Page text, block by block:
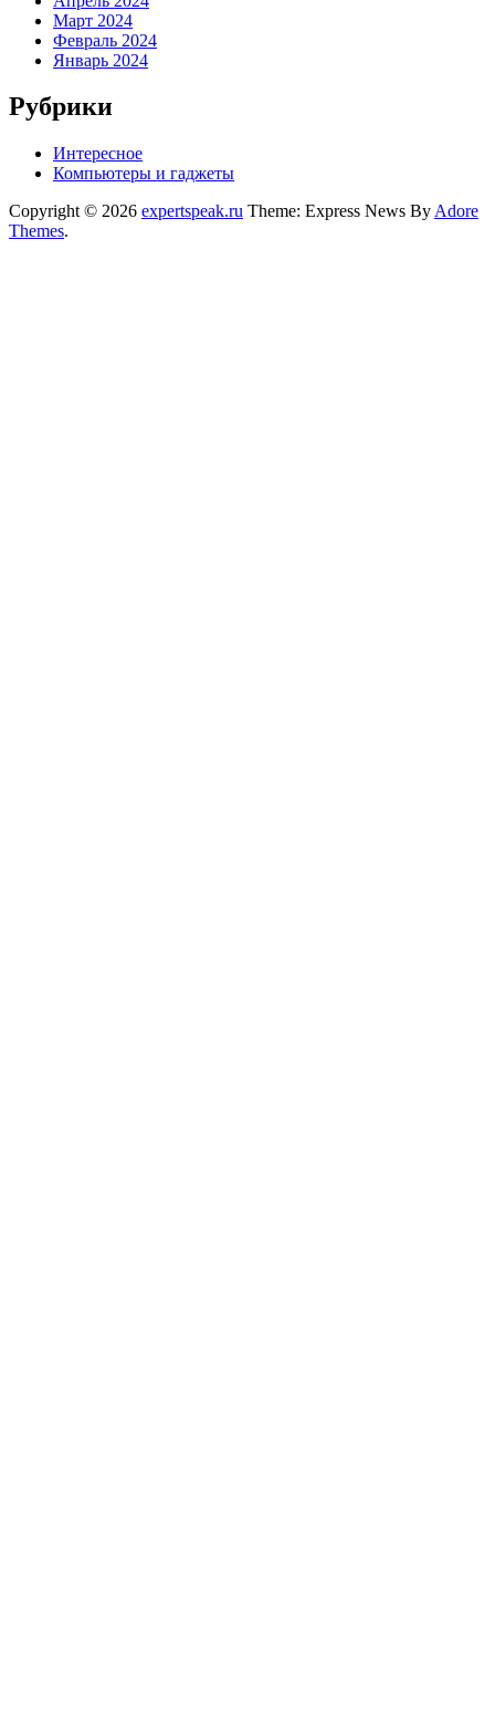
Март 2024
Февраль 2024
Январь 2024
Рубрики
Интересное
Компьютеры и гаджеты
Copyright © 2026 expertspeak.ru Theme: Express News By Adore
Themes.